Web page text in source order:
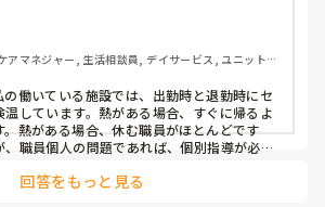
アマネジャー, 生活相談員, デイサービス, ユニット型
の働いている施設では、出勤時と退勤時にセ
温しています。熱がある場合、すぐに帰るよ
。熱がある場合、休む職員がほとんどです
職員個人の問題であれば、個別指導が必要
ませんが、感染が拡がれば、個人の責任では
回答をもっと見る